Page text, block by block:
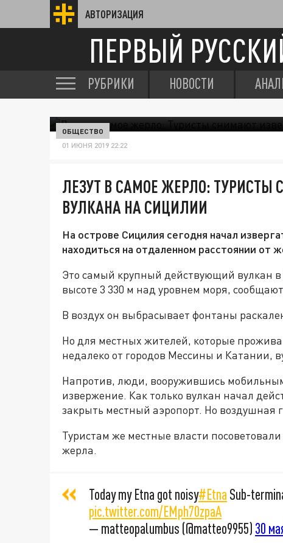
АВТОРИЗАЦИЯ
ПЕРВЫЙ
РУБРИКИ НОВОСТИ
ОБЩЕСТВО
01 ИЮНЯ 2019 22:22
ЛЕЗУТ В САМОЕ ЖЕРЛО:
ВУЛКАНА НА СИЦИЛИИ
На острове Сицилия сегодня начал
находиться на отдаленном расстоянии от
Это самый крупный действующий вулкан
высоте 3 330 м над уровнем моря, сообщают
В воздух он выбрасывает фонтаны
Но для местных жителей, которые
недалеко от городов Мессины и Катании,
Напротив, люди, вооружившись
извержение. Как только вулкан начал
закрыть местный аэропорт. Но воздушная
Туристам же местные власти
жерла.
Today my Etna got noisy️️#Etna Sub-
pic.twitter.com/EMph70zpaA
— matteopalumbus (@matteo9955) 30